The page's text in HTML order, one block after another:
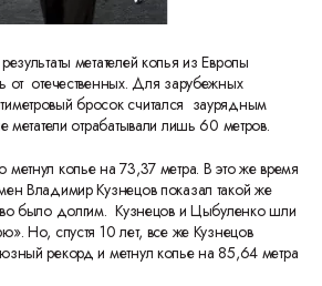
метателей копья из Европы
от отечественных. Для зарубежных
бросок считался заурядным
метатели отрабатывали лишь 60 метров.
копье на 73,37 метра. В это же время
Владимир Кузнецов показал такой же
было долгим. Кузнецов и Цыбуленко шли
Но, спустя 10 лет, все же Кузнецов
рекорд и метнул копье на 85,64 метра